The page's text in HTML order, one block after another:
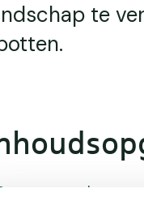
te
en het